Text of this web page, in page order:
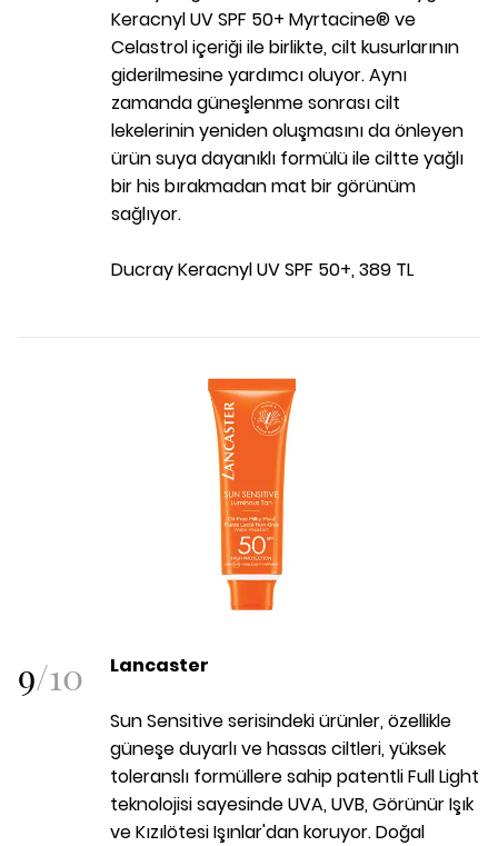
Keracnyl UV SPF 50+ Myrtacine® ve
Celastrol içeriği ile birlikte, cilt kusurlarının
giderilmesine yardımcı oluyor. Aynı
zamanda güneşlenme sonrası cilt
lekelerinin yeniden oluşmasını da önleyen
ürün suya dayanıklı formülü ile ciltte yağlı
bir his bırakmadan mat bir görünüm
sağlıyor.
Ducray Keracnyl UV SPF 50+, 389 TL
9/10 Lancaster
Sun Sensitive serisindeki ürünler, özellikle
güneşe duyarlı ve hassas ciltleri, yüksek
toleranslı formüllere sahip patentli Full Light
teknolojisi sayesinde UVA, UVB, Görünür Işık
ve Kızılötesi Işınlar'dan koruyor. Doğal